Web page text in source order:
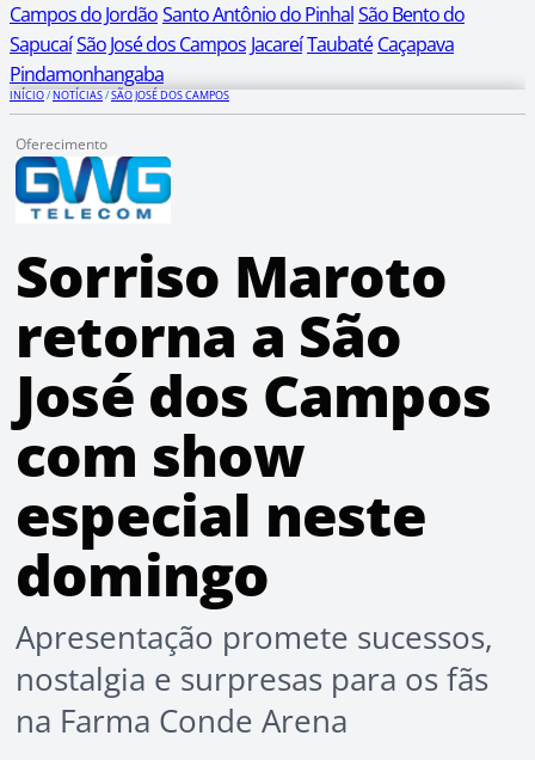
Campos do JordãoSanto Antônio do PinhalSão Bento do
SapucaíSão José dos Campos JacareíTaubaté Caçapava
Pindamonhangaba
INÍCIO/NOTÍCIAS/SÃO JOSÉ DOS CAMPOS
Oferecimento
Sorriso Maroto
retorna a São
José dos Campos
com show
especial neste
domingo
Apresentação promete sucessos,
nostalgia e surpresas para os fãs
na Farma Conde Arena